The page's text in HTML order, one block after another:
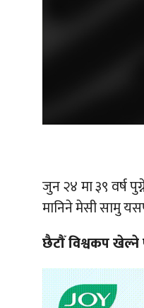
जुन २४ मा ३९ वर्ष
मानिने मेसी सामु
छैटौँ विश्वकप